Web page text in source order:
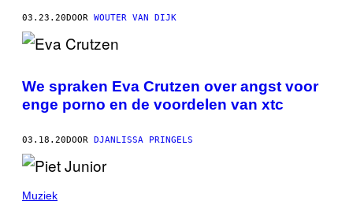
03.23.20DOOR WOUTER VAN DIJK
We spraken Eva Crutzen over angst voor
enge porno en de voordelen van xtc
03.18.20DOOR DJANLISSA PRINGELS
Muziek